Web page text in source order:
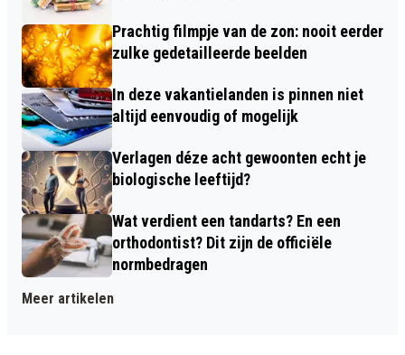
Prachtig filmpje van de zon: nooit eerder
zulke gedetailleerde beelden
In deze vakantielanden is pinnen niet
altijd eenvoudig of mogelijk
Verlagen déze acht gewoonten echt je
biologische leeftijd?
Wat verdient een tandarts? En een
orthodontist? Dit zijn de officiële
normbedragen
Meer artikelen